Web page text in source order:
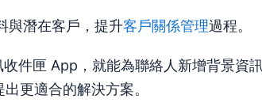
與潛在客戶，提升客戶關係管理過程。
件匣 App，就能為聯絡人新增背景資
更適合的解決方案。